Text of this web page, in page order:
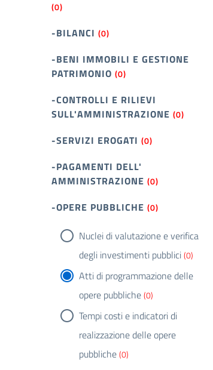
(0)
-BILANCI (0)
-BENI IMMOBILI E GESTIONE
PATRIMONIO (0)
-CONTROLLI E RILIEVI
SULL'AMMINISTRAZIONE (0)
-SERVIZI EROGATI (0)
-PAGAMENTI DELL'
AMMINISTRAZIONE (0)
-OPERE PUBBLICHE (0)
Nuclei di valutazione e verifica
degli investimenti pubblici(0)
Atti di programmazione delle
opere pubbliche(0)
Tempi costi e indicatori di
realizzazione delle opere
pubbliche(0)